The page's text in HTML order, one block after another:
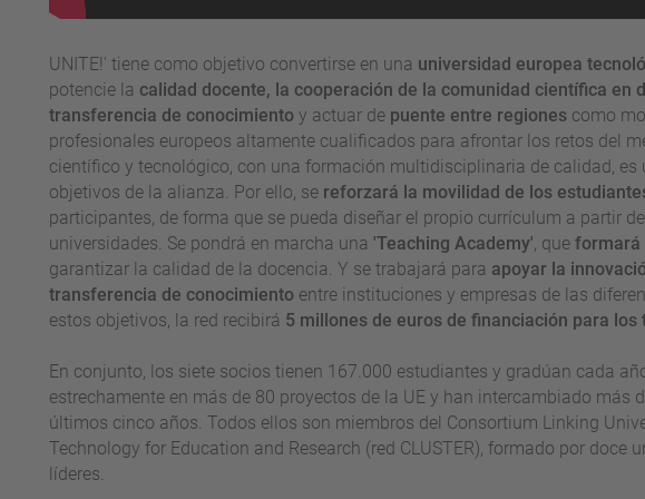
UNITE!' tiene como objetivo convertirse en una universidad europea
potencie la calidad docente, la cooperación de la comunidad científica en
transferencia de conocimientoy actuar de puente entre regionescomo
profesionales europeos altamente cualificados para afrontar los retos del
científico y tecnológico, con una formación multidisciplinaria de calidad, es
objetivos de la alianza. Por ello, sereforzará la movilidad de los
participantes, de forma que se pueda diseñar el propio currículum a partir
universidades. Se pondrá en marcha una 'Teaching Academy', que formará
garantizar la calidad de la docencia. Y se trabajará para apoyar la
transferencia de conocimientoentre instituciones y empresas de las
estos objetivos, la red recibirá 5 millones de euros de financiación para los
En conjunto, los siete socios tienen 167.000 estudiantes y gradúan cada
estrechamente en más de 80 proyectos de la UE y han intercambiado más
últimos cinco años. Todos ellos son miembros del Consortium Linking
Technology for Education and Research (red CLUSTER), formado por doce
líderes.